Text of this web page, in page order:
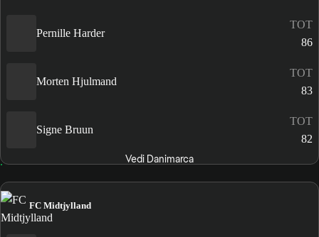
Pernille Harder
TOT
86
Morten Hjulmand
TOT
83
Signe Bruun
TOT
82
Vedi Danimarca
FC Midtjylland